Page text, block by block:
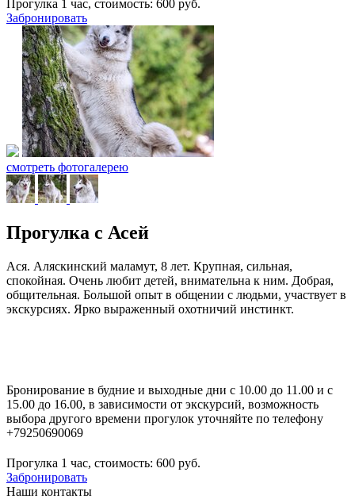
Прогулка 1 час, стоимость: 600 руб.
Забронировать
смотреть фотогалерею
Прогулка с Асей
Ася. Аляскинский маламут, 8 лет. Крупная, сильная,
спокойная. Очень любит детей, внимательна к ним. Добрая,
общительная. Большой опыт в общении с людьми, участвует в
экскурсиях. Ярко выраженный охотничий инстинкт.
Бронирование в будние и выходные дни с 10.00 до 11.00 и с
15.00 до 16.00, в зависимости от экскурсий, возможность
выбора другого времени прогулок уточняйте по телефону
+79250690069
Прогулка 1 час, стоимость: 600 руб.
Забронировать
Наши контакты